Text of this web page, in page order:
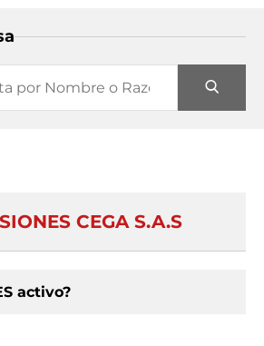
CEGA S.A.S
activo?